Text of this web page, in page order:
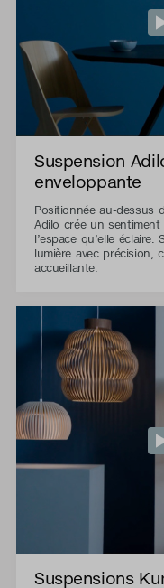
Suspension
enveloppante
Positionnée au-dessus
Adilo crée un
l’espace qu’elle
lumière avec précision,
accueillante.
Suspensions